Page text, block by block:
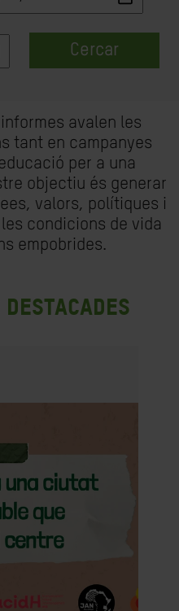
Cercar
avalen les
tant en campanyes
per a una
objectiu és generar
valors, polítiques i
condicions de vida
empobrides.